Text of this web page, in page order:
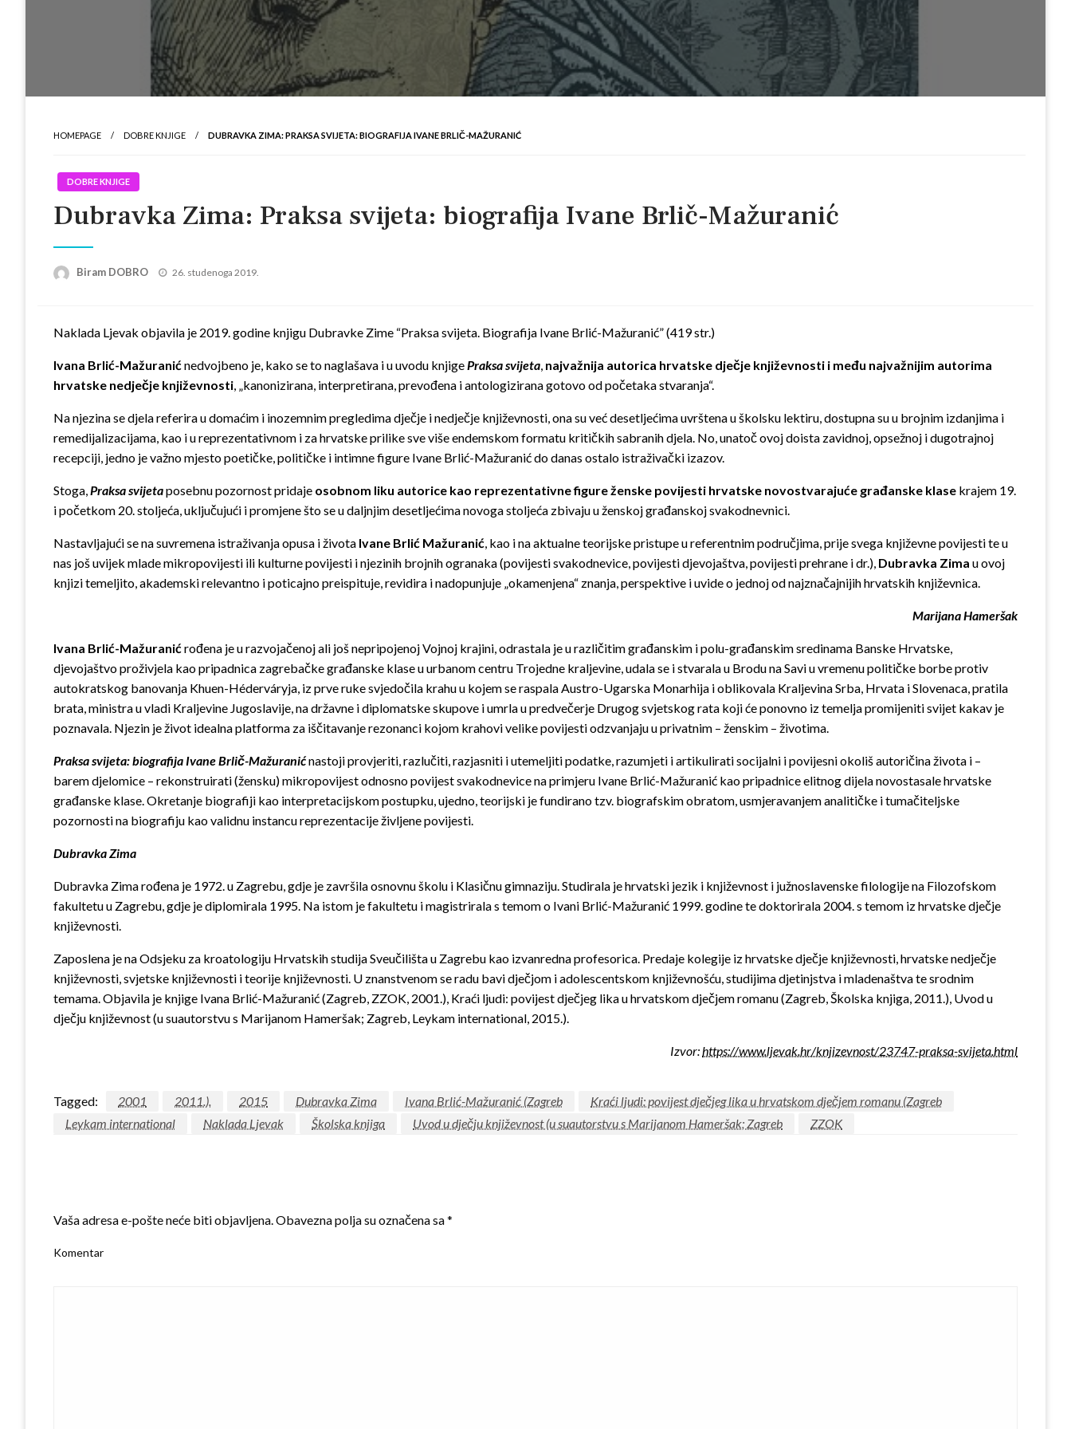
HOMEPAGE DOBRE KNJIGE DUBRAVKA ZIMA: PRAKSA SVIJETA: BIOGRAFIJA IVANE BRLIČ-MAŽURANIĆ
DOBRE KNJIGE
Dubravka Zima: Praksa svijeta: biografija Ivane Brlič-Mažuranić
Biram DOBRO
Posted
26. studenoga 2019.
Naklada Ljevak objavila je 2019. godine knjigu Dubravke Zime “Praksa svijeta. Biografija Ivane Brlić-Mažuranić” (419 str.)
Ivana Brlić-Mažuranićnedvojbeno je, kako se to naglašava i u uvodu knjigePraksa svijeta, najvažnija autorica hrvatske dječje književnosti i među najvažnijim autorima
hrvatske nedječje književnosti, „kanonizirana, interpretirana, prevođena i antologizirana gotovo od početaka stvaranja“.
Na njezina se djela referira u domaćim i inozemnim pregledima dječje i nedječje književnosti, ona su već desetljećima uvrštena u školsku lektiru, dostupna su u brojnim izdanjima i
remedijalizacijama, kao i u reprezentativnom i za hrvatske prilike sve više endemskom formatu kritičkih sabranih djela. No, unatoč ovoj doista zavidnoj, opsežnoj i dugotrajnoj
recepciji, jedno je važno mjesto poetičke, političke i intimne figure Ivane Brlić-Mažuranić do danas ostalo istraživački izazov.
Stoga,Praksa svijetaposebnu pozornost pridaje osobnom liku autorice kao reprezentativne figure ženske povijesti hrvatske novostvarajuće građanske klase krajem 19.
i početkom 20. stoljeća, uključujući i promjene što se u daljnjim desetljećima novoga stoljeća zbivaju u ženskoj građanskoj svakodnevnici.
Nastavljajući se na suvremena istraživanja opusa i života Ivane Brlić Mažuranić, kao i na aktualne teorijske pristupe u referentnim područjima, prije svega književne povijesti te u
nas još uvijek mlade mikropovijesti ili kulturne povijesti i njezinih brojnih ogranaka (povijesti svakodnevice, povijesti djevojaštva, povijesti prehrane i dr.), Dubravka Zima u ovoj
knjizi temeljito, akademski relevantno i poticajno preispituje, revidira i nadopunjuje „okamenjena“ znanja, perspektive i uvide o jednoj od najznačajnijih hrvatskih književnica.
Marijana Hameršak
Ivana Brlić-Mažuranićrođena je u razvojačenoj ali još nepripojenoj Vojnoj krajini, odrastala je u različitim građanskim i polu-građanskim sredinama Banske Hrvatske,
djevojaštvo proživjela kao pripadnica zagrebačke građanske klase u urbanom centru Trojedne kraljevine, udala se i stvarala u Brodu na Savi u vremenu političke borbe protiv
autokratskog banovanja Khuen-Héderváryja, iz prve ruke svjedočila krahu u kojem se raspala Austro-Ugarska Monarhija i oblikovala Kraljevina Srba, Hrvata i Slovenaca, pratila
brata, ministra u vladi Kraljevine Jugoslavije, na državne i diplomatske skupove i umrla u predvečerje Drugog svjetskog rata koji će ponovno iz temelja promijeniti svijet kakav je
poznavala. Njezin je život idealna platforma za iščitavanje rezonanci kojom krahovi velike povijesti odzvanjaju u privatnim – ženskim – životima.
Praksa svijeta: biografija Ivane Brlič-Mažuranićnastoji provjeriti, razlučiti, razjasniti i utemeljiti podatke, razumjeti i artikulirati socijalni i povijesni okoliš autoričina života i –
barem djelomice – rekonstruirati (žensku) mikropovijest odnosno povijest svakodnevice na primjeru Ivane Brlić-Mažuranić kao pripadnice elitnog dijela novostasale hrvatske
građanske klase. Okretanje biografiji kao interpretacijskom postupku, ujedno, teorijski je fundirano tzv. biografskim obratom, usmjeravanjem analitičke i tumačiteljske
pozornosti na biografiju kao validnu instancu reprezentacije življene povijesti.
Dubravka Zima
Dubravka Zima rođena je 1972. u Zagrebu, gdje je završila osnovnu školu i Klasičnu gimnaziju. Studirala je hrvatski jezik i književnost i južnoslavenske filologije na Filozofskom
fakultetu u Zagrebu, gdje je diplomirala 1995. Na istom je fakultetu i magistrirala s temom o Ivani Brlić-Mažuranić 1999. godine te doktorirala 2004. s temom iz hrvatske dječje
književnosti.
Zaposlena je na Odsjeku za kroatologiju Hrvatskih studija Sveučilišta u Zagrebu kao izvanredna profesorica. Predaje kolegije iz hrvatske dječje književnosti, hrvatske nedječje
književnosti, svjetske književnosti i teorije književnosti. U znanstvenom se radu bavi dječjom i adolescentskom književnošću, studijima djetinjstva i mladenaštva te srodnim
temama. Objavila je knjige Ivana Brlić-Mažuranić (Zagreb, ZZOK, 2001.), Kraći ljudi: povijest dječjeg lika u hrvatskom dječjem romanu (Zagreb, Školska knjiga, 2011.), Uvod u
dječju književnost (u suautorstvu s Marijanom Hameršak; Zagreb, Leykam international, 2015.).
Izvor:https://www.ljevak.hr/knjizevnost/23747-praksa-svijeta.html
Tagged: 2001 2011.). 2015 Dubravka Zima Ivana Brlić-Mažuranić (Zagreb
Kraći ljudi: povijest dječjeg lika u hrvatskom dječjem romanu (Zagreb
Leykam international
Naklada Ljevak Školska knjiga Uvod u dječju književnost (u suautorstvu s Marijanom Hameršak; Zagreb ZZOK
Vaša adresa e-pošte neće biti objavljena.Obavezna polja su označena sa*
Komentar